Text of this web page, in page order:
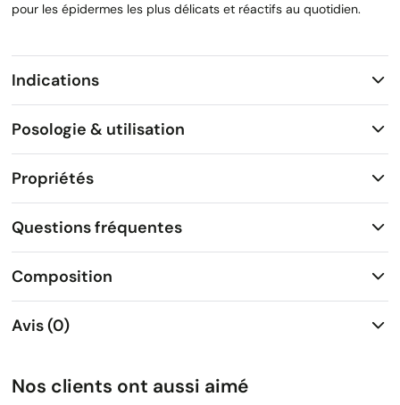
pour les épidermes les plus délicats et réactifs au quotidien.
Indications
Posologie & utilisation
Propriétés
Questions fréquentes
Composition
Avis (0)
Nos clients ont aussi aimé